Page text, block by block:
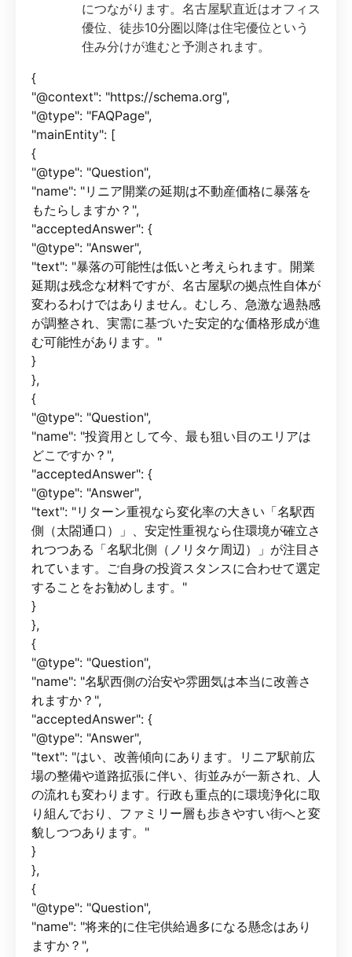
につながります。名古屋駅直近はオフィス
優位、徒歩10分圏以降は住宅優位という
住み分けが進むと予測されます。
{
"@context": "https://schema.org",
"@type": "FAQPage",
"mainEntity": [
{
"@type": "Question",
"name": "リニア開業の延期は不動産価格に暴落を
もたらしますか？",
"acceptedAnswer": {
"@type": "Answer",
"text": "暴落の可能性は低いと考えられます。開業
延期は残念な材料ですが、名古屋駅の拠点性自体が
変わるわけではありません。むしろ、急激な過熱感
が調整され、実需に基づいた安定的な価格形成が進
む可能性があります。"
}
},
{
"@type": "Question",
"name": "投資用として今、最も狙い目のエリアは
どこですか？",
"acceptedAnswer": {
"@type": "Answer",
"text": "リターン重視なら変化率の大きい「名駅西
側（太閤通口）」、安定性重視なら住環境が確立さ
れつつある「名駅北側（ノリタケ周辺）」が注目さ
れています。ご自身の投資スタンスに合わせて選定
することをお勧めします。"
}
},
{
"@type": "Question",
"name": "名駅西側の治安や雰囲気は本当に改善さ
れますか？",
"acceptedAnswer": {
"@type": "Answer",
"text": "はい、改善傾向にあります。リニア駅前広
場の整備や道路拡張に伴い、街並みが一新され、人
の流れも変わります。行政も重点的に環境浄化に取
り組んでおり、ファミリー層も歩きやすい街へと変
貌しつつあります。"
}
},
{
"@type": "Question",
"name": "将来的に住宅供給過多になる懸念はあり
ますか？",